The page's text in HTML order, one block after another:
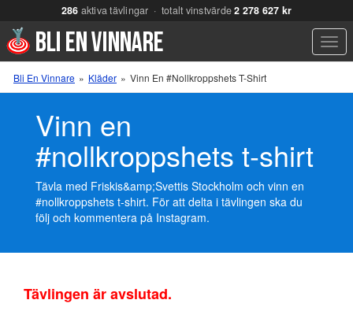
286 aktiva tävlingar · totalt vinstvärde2 278 627 kr
Bli En Vinnare » Kläder » Vinn En #nollkroppshets T-Shirt
Vinn en
#nollkroppshets t-shirt
Tävla med Friskis&amp;Svettis Stockholm och vinn en
#nollkroppshets t-shirt. För att delta i tävlingen ska du
följ och kommentera på Instagram.
Tävlingen är avslutad.